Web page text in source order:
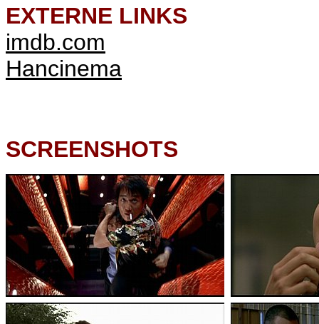
EXTERNE LINKS
imdb.com
Hancinema
SCREENSHOTS